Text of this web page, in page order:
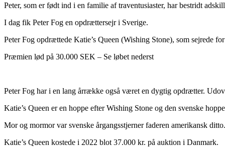
Peter, som er født ind i en familie af traventusiaster, har bestridt
I dag fik Peter Fog en opdrættersejr i Sverige.
Peter Fog opdrættede Katie’s Queen (Wishing Stone), som sejrede
Præmien lød på 30.000 SEK – Se løbet nederst
Peter Fog har i en lang årrække også været en dygtig opdrætter.
Katie’s Queen er en hoppe efter Wishing Stone og den svenske
Mor og mormor var svenske årgangsstjerner faderen amerikansk ditto.
Katie’s Queen kostede i 2022 blot 37.000 kr. på auktion i Danmark.